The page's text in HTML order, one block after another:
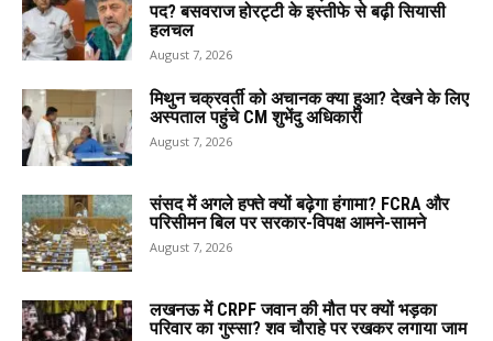
पद? बसवराज होरट्टी के इस्तीफे से बढ़ी सियासी
हलचल
August 7, 2026
मिथुन चक्रवर्ती को अचानक क्या हुआ? देखने के लिए
अस्पताल पहुंचे CM शुभेंदु अधिकारी
August 7, 2026
संसद में अगले हफ्ते क्यों बढ़ेगा हंगामा? FCRA और
परिसीमन बिल पर सरकार-विपक्ष आमने-सामने
August 7, 2026
लखनऊ में CRPF जवान की मौत पर क्यों भड़का
परिवार का गुस्सा? शव चौराहे पर रखकर लगाया जाम